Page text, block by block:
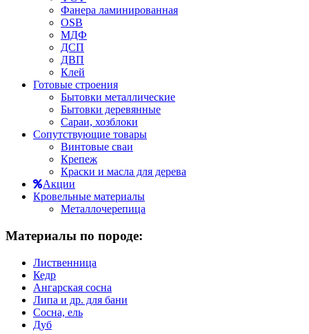
Фанера ламинированная
OSB
МДФ
ДСП
ДВП
Клей
Готовые строения
Бытовки металлические
Бытовки деревянные
Сараи, хозблоки
Сопутствующие товары
Винтовые сваи
Крепеж
Краски и масла для дерева
Акции
Кровельные материалы
Металлочерепица
Материалы по породе:
Лиственница
Кедр
Ангарская сосна
Липа и др. для бани
Сосна, ель
Дуб